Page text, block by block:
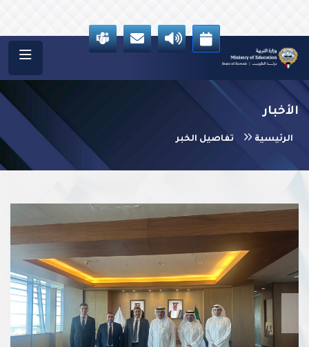
الأخبار
الرئيسية تفاصيل الخبر